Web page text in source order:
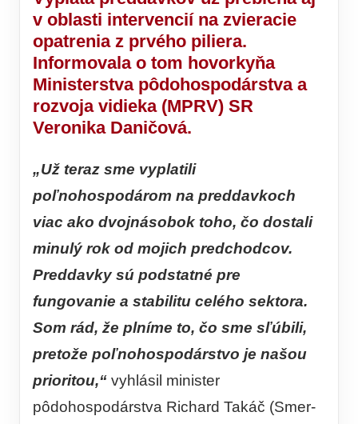
v oblasti intervencií na zvieracie
opatrenia z prvého piliera.
Informovala o tom hovorkyňa
Ministerstva pôdohospodárstva a
rozvoja vidieka (MPRV) SR
Veronika Daničová.
„Už teraz sme vyplatili
poľnohospodárom na preddavkoch
viac ako dvojnásobok toho, čo dostali
minulý rok od mojich predchodcov.
Preddavky sú podstatné pre
fungovanie a stabilitu celého sektora.
Som rád, že plníme to, čo sme sľúbili,
pretože poľnohospodárstvo je našou
prioritou,“ vyhlásil minister
pôdohospodárstva Richard Takáč (Smer-